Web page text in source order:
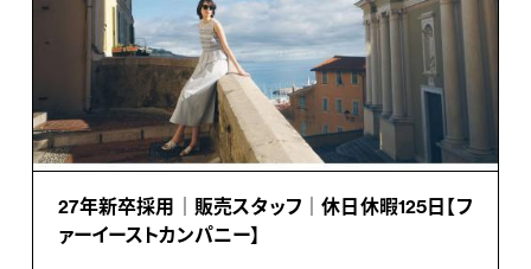
27年新卒採用｜販売スタッフ｜休日休暇125日【フ
ァーイーストカンパニー】